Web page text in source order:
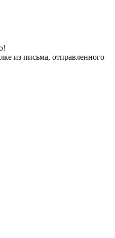
из письма, отправленного